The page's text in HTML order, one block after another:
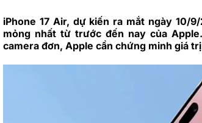
iPhone 17 Air, dự kiến ra mắt ngày 10/
mỏng nhất từ trước đến nay của
camera đơn, Apple cần chứng minh giá